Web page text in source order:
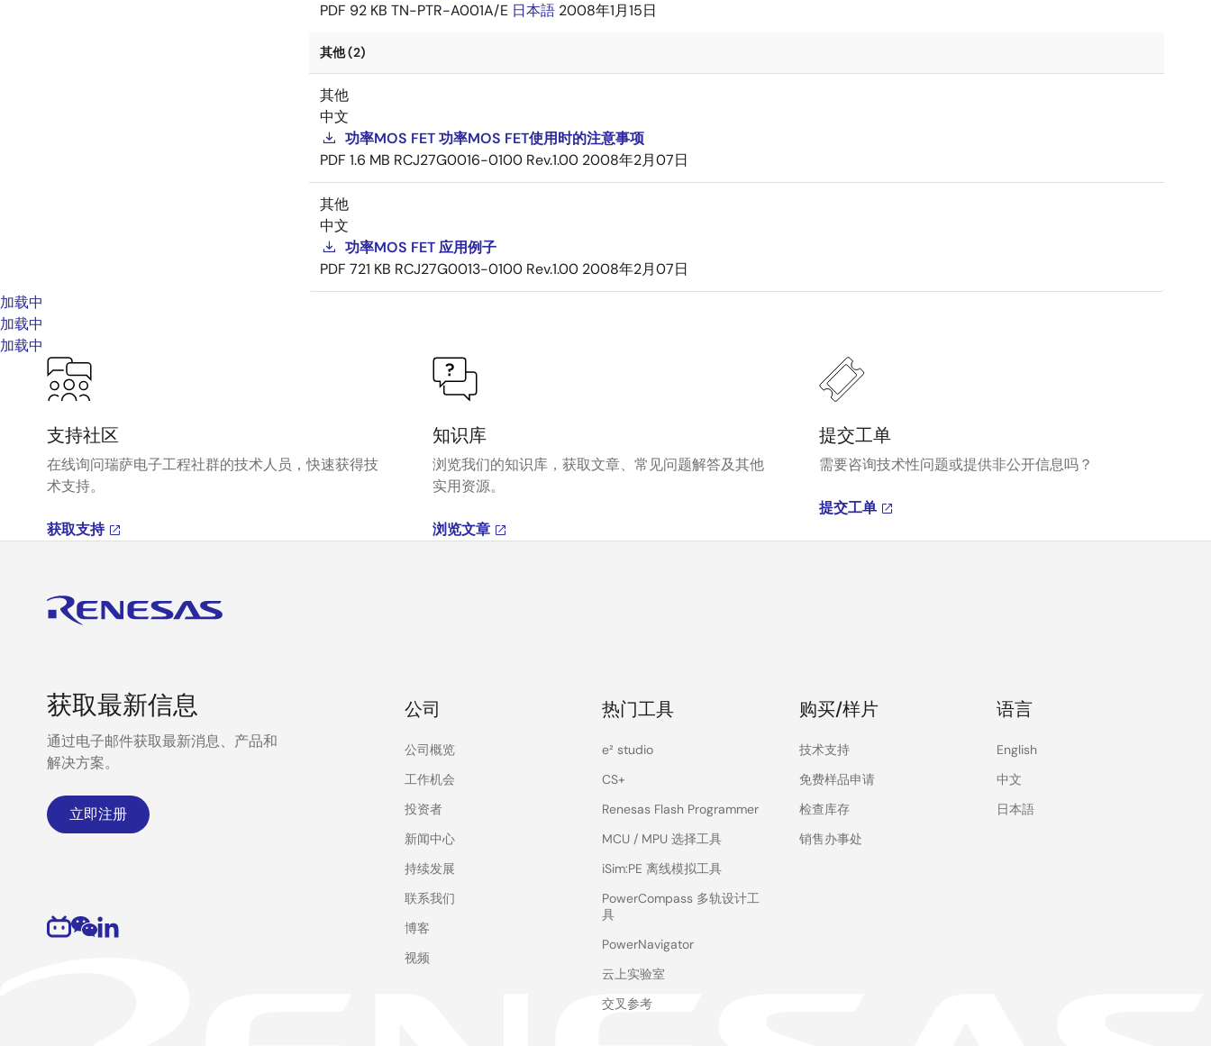
PDF 92 KB TN-PTR-A001A/E 日本語 2008年1月15日
其他 (2)
其他
中文
功率MOS FET 功率MOS FET使用时的注意事项
PDF 1.6 MB RCJ27G0016-0100 Rev.1.00 2008年2月07日
其他
中文
功率MOS FET 应用例子
PDF 721 KB RCJ27G0013-0100 Rev.1.00 2008年2月07日
加载中
加载中
加载中
支持社区
在线询问瑞萨电子工程社群的技术人员，快速获得技
术支持。
获取支持
知识库
浏览我们的知识库，获取文章、常见问题解答及其他
实用资源。
浏览文章
提交工单
需要咨询技术性问题或提供非公开信息吗？
提交工单
获取最新信息
通过电子邮件获取最新消息、产品和
解决方案。
立即注册
公司
公司概览
工作机会
投资者
新闻中心
持续发展
联系我们
博客
视频
热门工具
e² studio
CS+
Renesas Flash Programmer
MCU / MPU 选择工具
iSim:PE 离线模拟工具
PowerCompass 多轨设计工
具
PowerNavigator
云上实验室
交叉参考
购买/样片
技术支持
免费样品申请
检查库存
销售办事处
语言
English
中文
日本語